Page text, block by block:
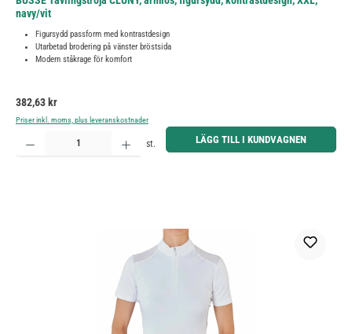
navy/vit
Figursydd passform med kontrastdesign
Utarbetad brodering på vänster bröstsida
Modern ståkrage för komfort
Ordinarie pris:
382,63 kr
Priser inkl. moms, plus leveranskostnader
Produktkvantitet: Ange önskat belopp eller använd knapparna för att öka eller minska kvantiteten.
st. LÄGG TILL I KUNDVAGNEN